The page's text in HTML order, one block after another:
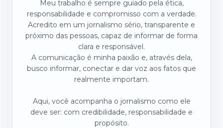
Meu trabalho é sempre guiado pela ética,
responsabilidade e compromisso com a verdade.
Acredito em um jornalismo sério, transparente e
próximo das pessoas, capaz de informar de forma
clara e responsável.
A comunicação é minha paixão e, através dela,
busco informar, conectar e dar voz aos fatos que
realmente importam.
Aqui, você acompanha o jornalismo como ele
deve ser: com credibilidade, responsabilidade e
propósito.